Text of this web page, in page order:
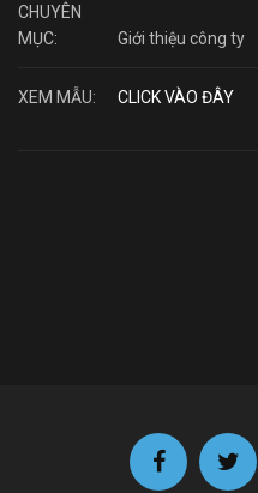
CHUYÊN
MỤC:
Giới thiệu công ty
XEM MẪU: CLICK VÀO ĐÂY